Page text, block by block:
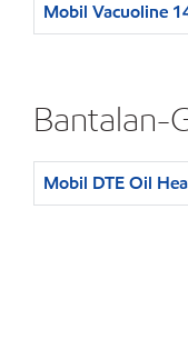
Mobil Vacuoline
Bantalan-
Mobil DTE Oil